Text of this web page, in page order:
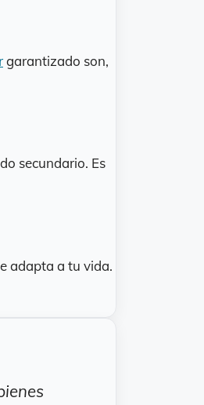
garantizado son,
secundario. Es
adapta a tu vida.